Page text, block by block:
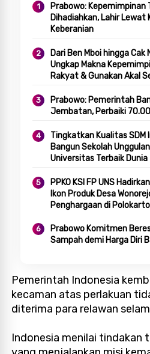
Prabowo: Kepemimpinan
Dihadiahkan, Lahir Lewat
Keberanian
Dari Ben Mboi hingga Cak
Ungkap Makna
Rakyat & Gunakan Akal
Prabowo: Pemerintah
Jembatan, Perbaiki
Tingkatkan Kualitas SDM
Bangun Sekolah
Universitas Terbaik Dunia
PPKO KSI FP UNS
Ikon Produk Desa
Penghargaan di
Prabowo Komitmen
Sampah demi Harga Diri
Pemerintah Indonesia
kecaman atas perlakuan
diterima para relawan
Indonesia menilai tindakan